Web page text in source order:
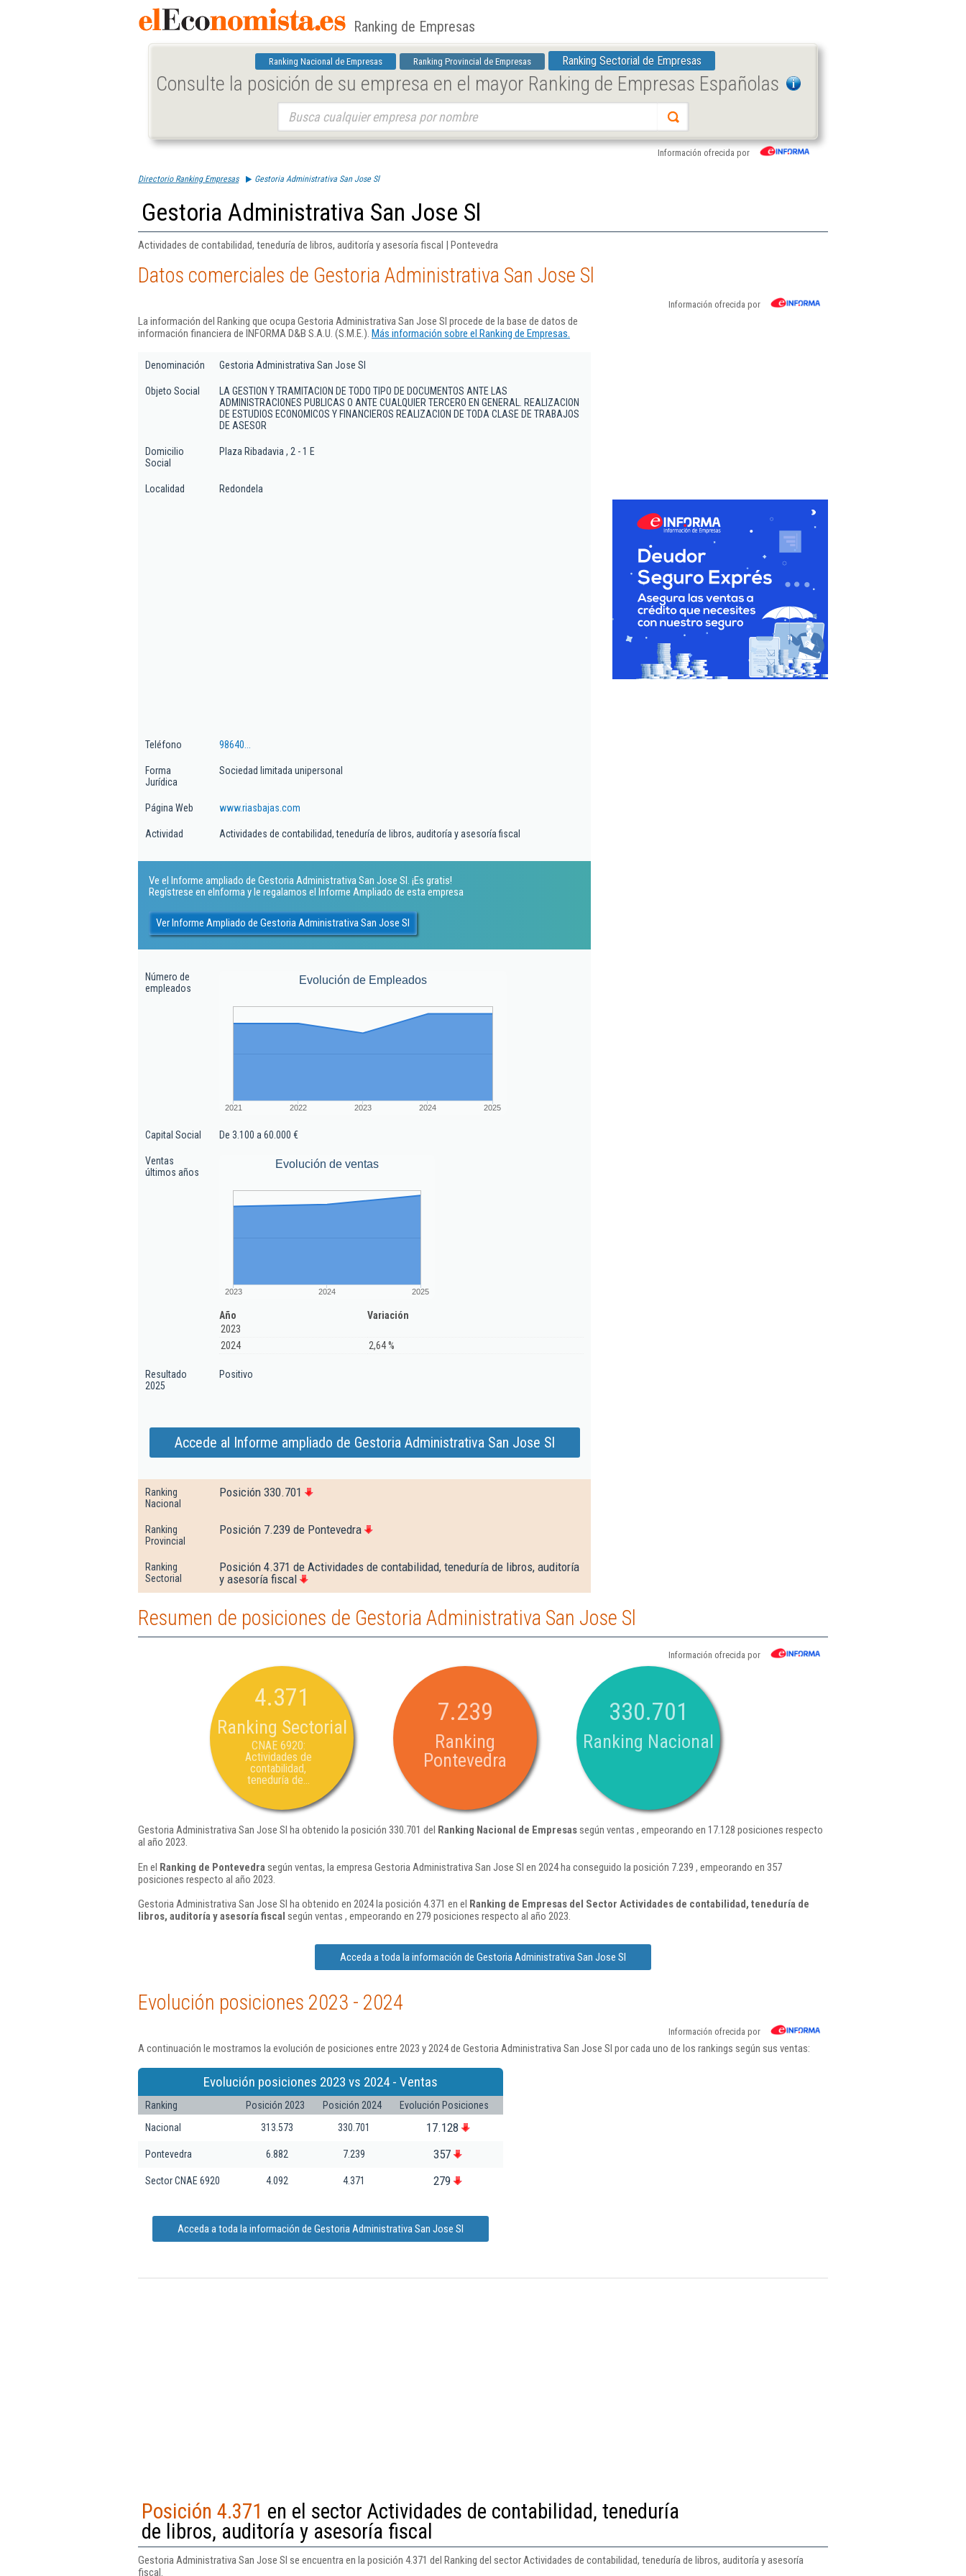
Ranking de Empresas
Ranking Nacional de Empresas Ranking Provincial de Empresas Ranking Sectorial de Empresas
Consulte la posición de su empresa en el mayor Ranking de Empresas Españolas
Información ofrecida por
Directorio Ranking Empresas Gestoria Administrativa San Jose Sl
Gestoria Administrativa San Jose Sl
Actividades de contabilidad, teneduría de libros, auditoría y asesoría fiscal | Pontevedra
Datos comerciales de Gestoria Administrativa San Jose Sl
Información ofrecida por
La información del Ranking que ocupa Gestoria Administrativa San Jose Sl procede de la base de datos de
información financiera de INFORMA D&B S.A.U. (S.M.E.). Más información sobre el Ranking de Empresas.
Denominación Gestoria Administrativa San Jose Sl
Objeto Social
LA GESTION Y TRAMITACION DE TODO TIPO DE DOCUMENTOS ANTE LAS
ADMINISTRACIONES PUBLICAS O ANTE CUALQUIER TERCERO EN GENERAL. REALIZACION
DE ESTUDIOS ECONOMICOS Y FINANCIEROS REALIZACION DE TODA CLASE DE TRABAJOS
DE ASESOR
Domicilio
Social
Plaza Ribadavia , 2 - 1 E
Localidad Redondela
Teléfono 98640...
Forma
Jurídica
Sociedad limitada unipersonal
Página Web www.riasbajas.com
Actividad Actividades de contabilidad, teneduría de libros, auditoría y asesoría fiscal
Ve el Informe ampliado de Gestoria Administrativa San Jose Sl. ¡Es gratis!
Regístrese en eInforma y le regalamos el Informe Ampliado de esta empresa
Ver Informe Ampliado de Gestoria Administrativa San Jose Sl
Número de
empleados
Evolución de Empleados
2021 2022 2023 2024 2025
Capital Social De 3.100 a 60.000 €
Ventas
últimos años
Evolución de ventas
2023 2024 2025
Año
Variación
2023
2024
2,64 %
Resultado
2025
Positivo
Accede al Informe ampliado de Gestoria Administrativa San Jose Sl
Ranking
Nacional
Posición 330.701
Ranking
Provincial
Posición 7.239 de Pontevedra
Ranking
Sectorial
Posición 4.371 de Actividades de contabilidad, teneduría de libros, auditoría
y asesoría fiscal
Resumen de posiciones de Gestoria Administrativa San Jose Sl
Información ofrecida por
4.371
Ranking Sectorial
CNAE 6920:
Actividades de
contabilidad,
teneduría de...
7.239
Ranking
Pontevedra
330.701
Ranking Nacional
Gestoria Administrativa San Jose Sl ha obtenido la posición 330.701 del Ranking Nacional de Empresassegún ventas , empeorando en 17.128 posiciones respecto
al año 2023.
En el Ranking de Pontevedra según ventas, la empresa Gestoria Administrativa San Jose Sl en 2024 ha conseguido la posición 7.239 , empeorando en 357
posiciones respecto al año 2023.
Gestoria Administrativa San Jose Sl ha obtenido en 2024 la posición 4.371 en el Ranking de Empresas del Sector Actividades de contabilidad, teneduría de
libros, auditoría y asesoría fiscal según ventas , empeorando en 279 posiciones respecto al año 2023.
Acceda a toda la información de Gestoria Administrativa San Jose Sl
Evolución posiciones 2023 - 2024
Información ofrecida por
A continuación le mostramos la evolución de posiciones entre 2023 y 2024 de Gestoria Administrativa San Jose Sl por cada uno de los rankings según sus ventas:
Evolución posiciones 2023 vs 2024 - Ventas
Ranking Posición 2023 Posición 2024
Evolución Posiciones
Nacional
313.573 330.701 17.128
Pontevedra 6.882 7.239 357
Sector CNAE 6920 4.092 4.371 279
Acceda a toda la información de Gestoria Administrativa San Jose Sl
Posición 4.371 en el sector Actividades de contabilidad, teneduría
de libros, auditoría y asesoría fiscal
Gestoria Administrativa San Jose Sl se encuentra en la posición 4.371 del Ranking del sector Actividades de contabilidad, teneduría de libros, auditoría y asesoría
fiscal.